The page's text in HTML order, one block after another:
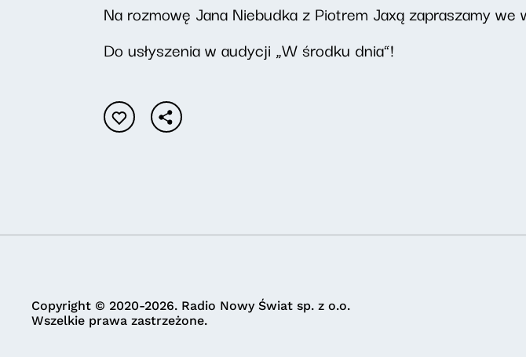
Na rozmowę Jana Niebudka z Piotrem Jaxą zapraszamy
Do usłyszenia w audycji „W środku dnia”!
Copyright © 2020-2026. Radio Nowy Świat sp. z o.o.
Wszelkie prawa zastrzeżone.